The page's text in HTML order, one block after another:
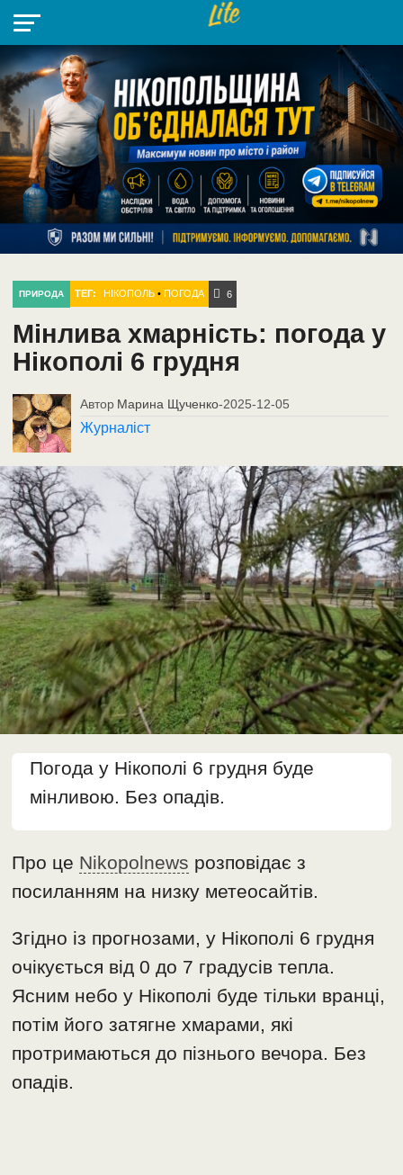
НІКОПОЛЬ
РАЙОН
СІЧЕСЛАВСЬКА
УКРАЇНА
РЕТРО
НІКОПОЛЬ
ЛАЙТ
УКРАЇНА
ДОПОМОГА
РАДІО
ПРИРОДА ТЕГ: НІКОПОЛЬ• ПОГОДА 6
Мінлива хмарність: погода у
Нікополі 6 грудня
Автор Марина Щученко-2025-12-05
Журналіст
Погода у Нікополі 6 грудня буде
мінливою. Без опадів.
Про це Nikopolnews розповідає з
посиланням на низку метеосайтів.
Згідно із прогнозами, у Нікополі 6 грудня
очікується від 0 до 7 градусів тепла.
Ясним небо у Нікополі буде тільки вранці,
потім його затягне хмарами, які
протримаються до пізнього вечора. Без
опадів.